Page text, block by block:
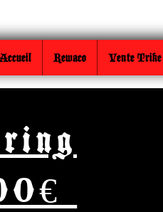
Rewaco Vente Trike